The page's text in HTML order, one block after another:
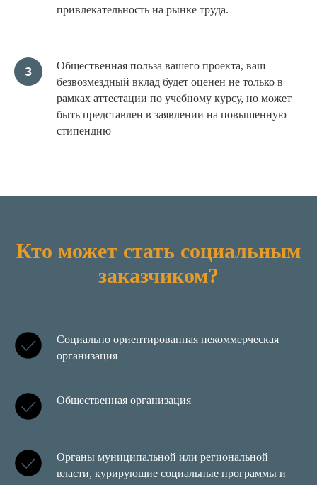
привлекательность на рынке труда.
Общественная польза вашего проекта, ваш
безвозмездный вклад будет оценен не только в
рамках аттестации по учебному курсу, но может
быть представлен в заявлении на повышенную
стипендию
Кто может стать социальным
заказчиком?
Социально ориентированная некоммерческая
организация
Общественная организация
Органы муниципальной или региональной
власти, курирующие социальные программы и